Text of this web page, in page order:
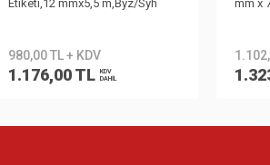
Etiketi,12 mmx5,5 m,Byz/Syh
980,00 TL + KDV
1.176,00 TL
KDV
DAHİL
mm x